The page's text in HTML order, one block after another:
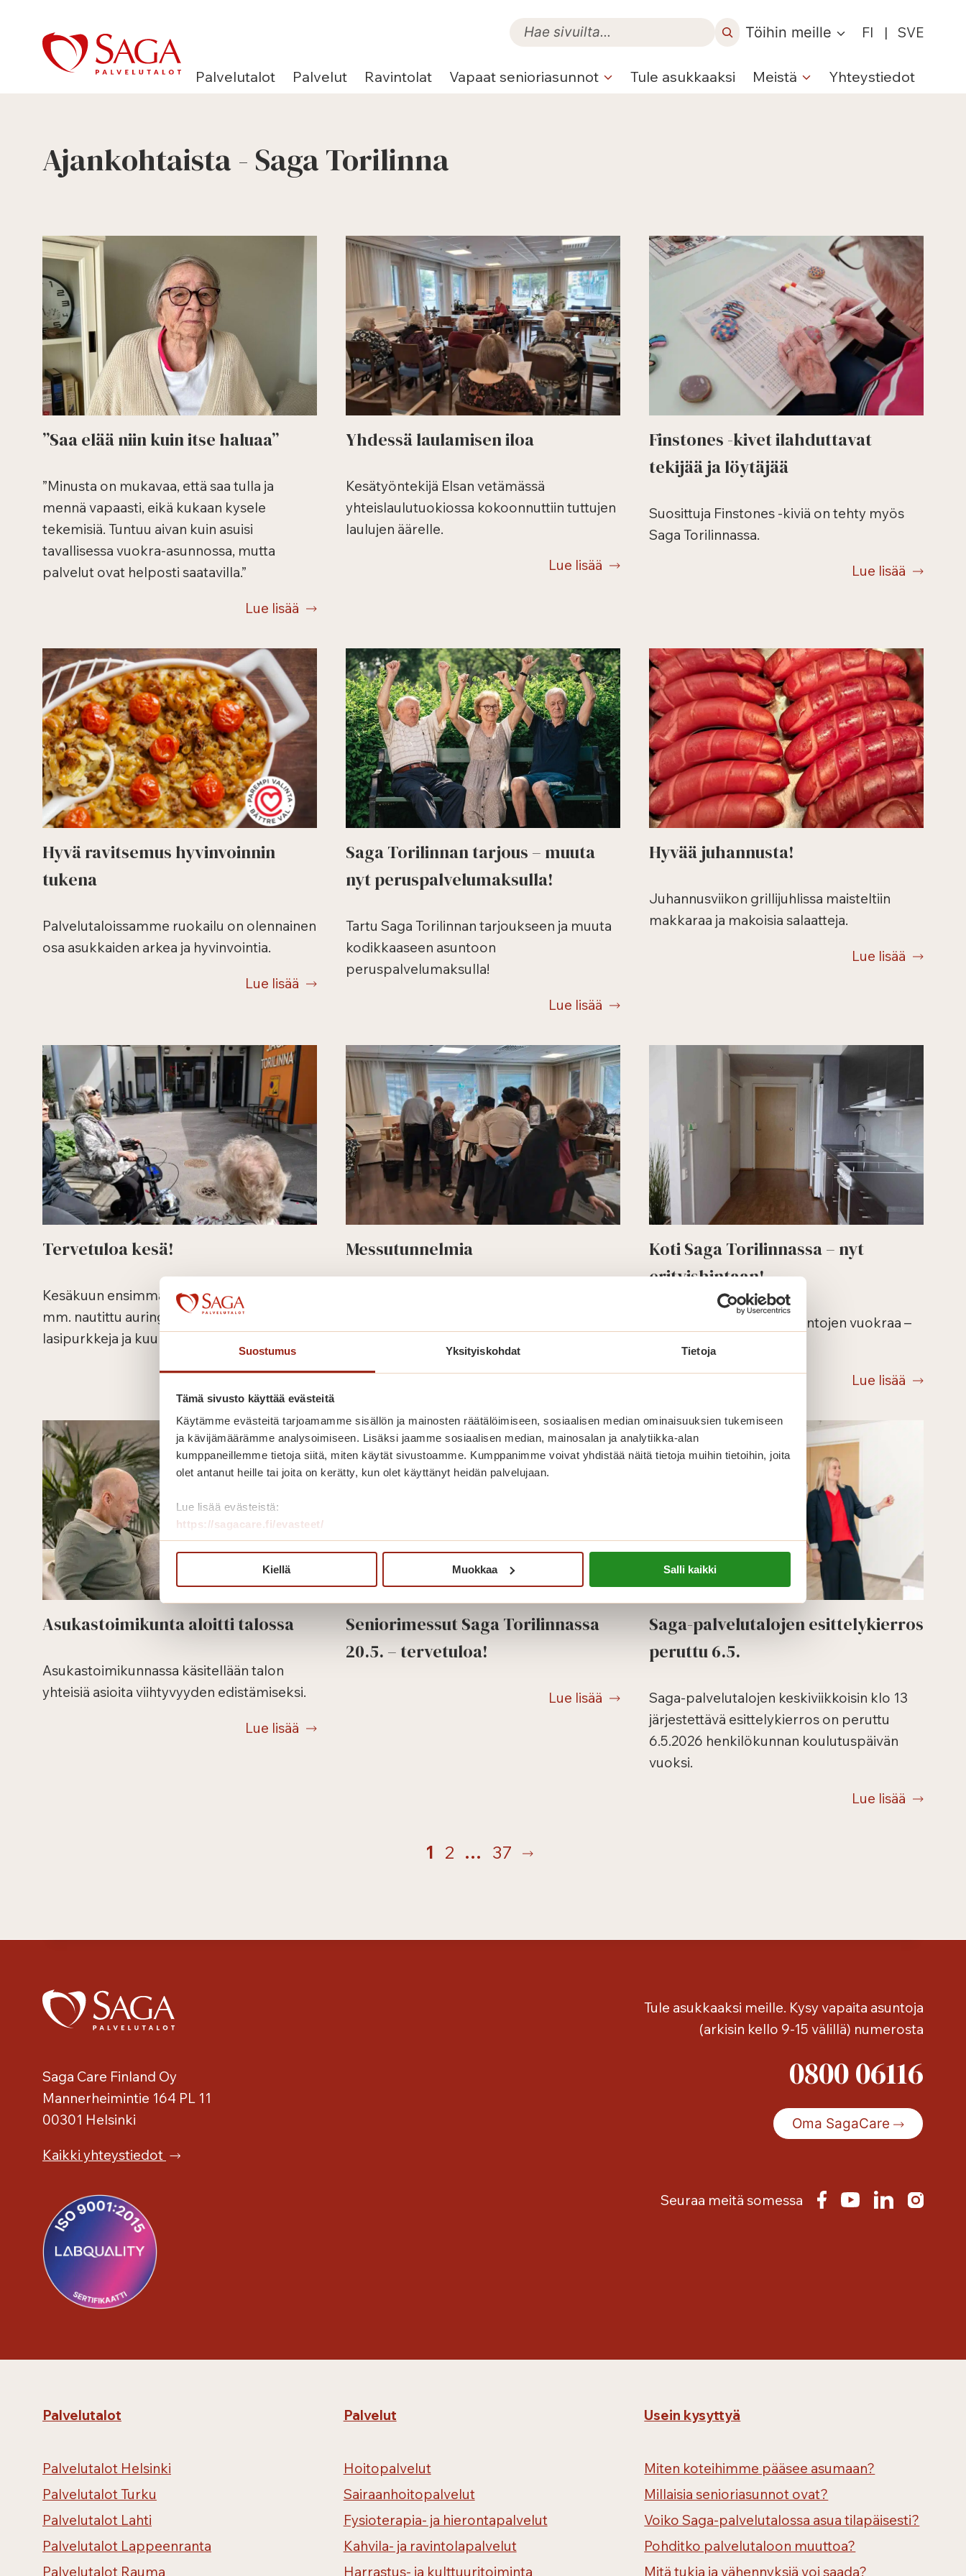
Suostumus Yksityiskohdat Tietoja
Tämä sivusto käyttää evästeitä
Käytämme evästeitä tarjoamamme sisällön ja mainosten räätälöimiseen, sosiaalisen median ominaisuuksien tukemiseen
ja kävijämäärämme analysoimiseen. Lisäksi jaamme sosiaalisen median, mainosalan ja analytiikka-alan
kumppaneillemme tietoja siitä, miten käytät sivustoamme. Kumppanimme voivat yhdistää näitä tietoja muihin tietoihin, joita
olet antanut heille tai joita on kerätty, kun olet käyttänyt heidän palvelujaan.
Lue lisää evästeistä:
https://sagacare.fi/evasteet/
Kiellä Muokkaa Salli kaikki
sisältöön
Töihin meille FI | SVE
Palvelutalot Palvelut Ravintolat Vapaat senioriasunnot Tule asukkaaksi Meistä Yhteystiedot
Ajankohtaista - Saga Torilinna
”Saa elää niin kuin itse haluaa”
”Minusta on mukavaa, että saa tulla ja
mennä vapaasti, eikä kukaan kysele
tekemisiä. Tuntuu aivan kuin asuisi
tavallisessa vuokra-asunnossa, mutta
palvelut ovat helposti saatavilla.”
Lue lisää
Yhdessä laulamisen iloa
Kesätyöntekijä Elsan vetämässä
yhteislaulutuokiossa kokoonnuttiin tuttujen
laulujen äärelle.
Lue lisää
Finstones -kivet ilahduttavat
tekijää ja löytäjää
Suosittuja Finstones -kiviä on tehty myös
Saga Torilinnassa.
Lue lisää
Hyvä ravitsemus hyvinvoinnin
tukena
Palvelutaloissamme ruokailu on olennainen
osa asukkaiden arkea ja hyvinvointia.
Lue lisää
Saga Torilinnan tarjous – muuta
nyt peruspalvelumaksulla!
Tartu Saga Torilinnan tarjoukseen ja muuta
kodikkaaseen asuntoon
peruspalvelumaksulla!
Lue lisää
Hyvää juhannusta!
Juhannusviikon grillijuhlissa maisteltiin
makkaraa ja makoisia salaatteja.
Lue lisää
Tervetuloa kesä!
Kesäkuun ensimmäisellä viikolla talossa on
mm. nautittu auringosta, koristeltu
lasipurkkeja ja kuunneltu haitarimusiikkia.
Lue lisää
Messutunnelmia
Koti Saga Torilinnassa – nyt
erityishintaan!
Alensimme vapaiden asuntojen vuokraa –
lue lisää!
Lue lisää
Asukastoimikunta aloitti talossa
Asukastoimikunnassa käsitellään talon
yhteisiä asioita viihtyvyyden edistämiseksi.
Lue lisää
Seniorimessut Saga Torilinnassa
20.5. – tervetuloa!
Lue lisää
Saga-palvelutalojen esittelykierros
peruttu 6.5.
Saga-palvelutalojen keskiviikkoisin klo 13
järjestettävä esittelykierros on peruttu
6.5.2026 henkilökunnan koulutuspäivän
vuoksi.
Lue lisää
1 2 … 37
Saga Care Finland Oy
Mannerheimintie 164 PL 11
00301 Helsinki
Kaikki yhteystiedot
Tule asukkaaksi meille. Kysy vapaita asuntoja
(arkisin kello 9-15 välillä) numerosta
0800 06116
Oma SagaCare
Seuraa meitä somessa
Palvelutalot
Palvelutalot Helsinki
Palvelutalot Turku
Palvelutalot Lahti
Palvelutalot Lappeenranta
Palvelutalot Rauma
Palvelut
Hoitopalvelut
Sairaanhoitopalvelut
Fysioterapia- ja hierontapalvelut
Kahvila- ja ravintolapalvelut
Harrastus- ja kulttuuritoiminta
Usein kysyttyä
Miten koteihimme pääsee asumaan?
Millaisia senioriasunnot ovat?
Voiko Saga-palvelutalossa asua tilapäisesti?
Pohditko palvelutaloon muuttoa?
Mitä tukia ja vähennyksiä voi saada?